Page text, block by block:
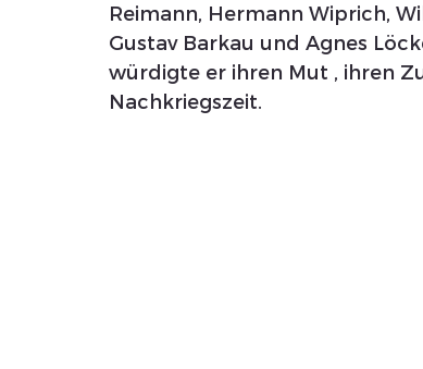
Reimann, Hermann Wiprich,
Gustav Barkau und Agnes
würdigte er ihren Mut , ihren
Nachkriegszeit.